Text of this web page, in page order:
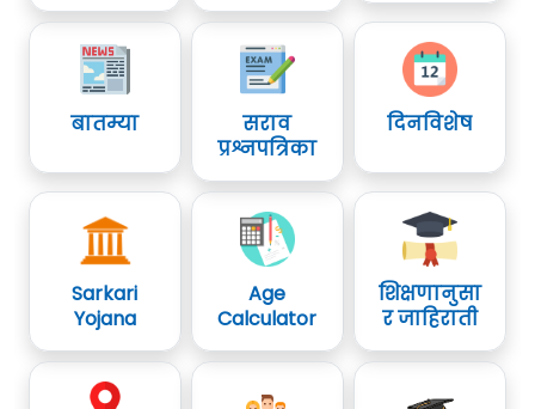
बातम्या
सराव
प्रश्नपत्रिका
दिनविशेष
Sarkari
Yojana
Age
Calculator
शिक्षणानुसा
र जाहिराती